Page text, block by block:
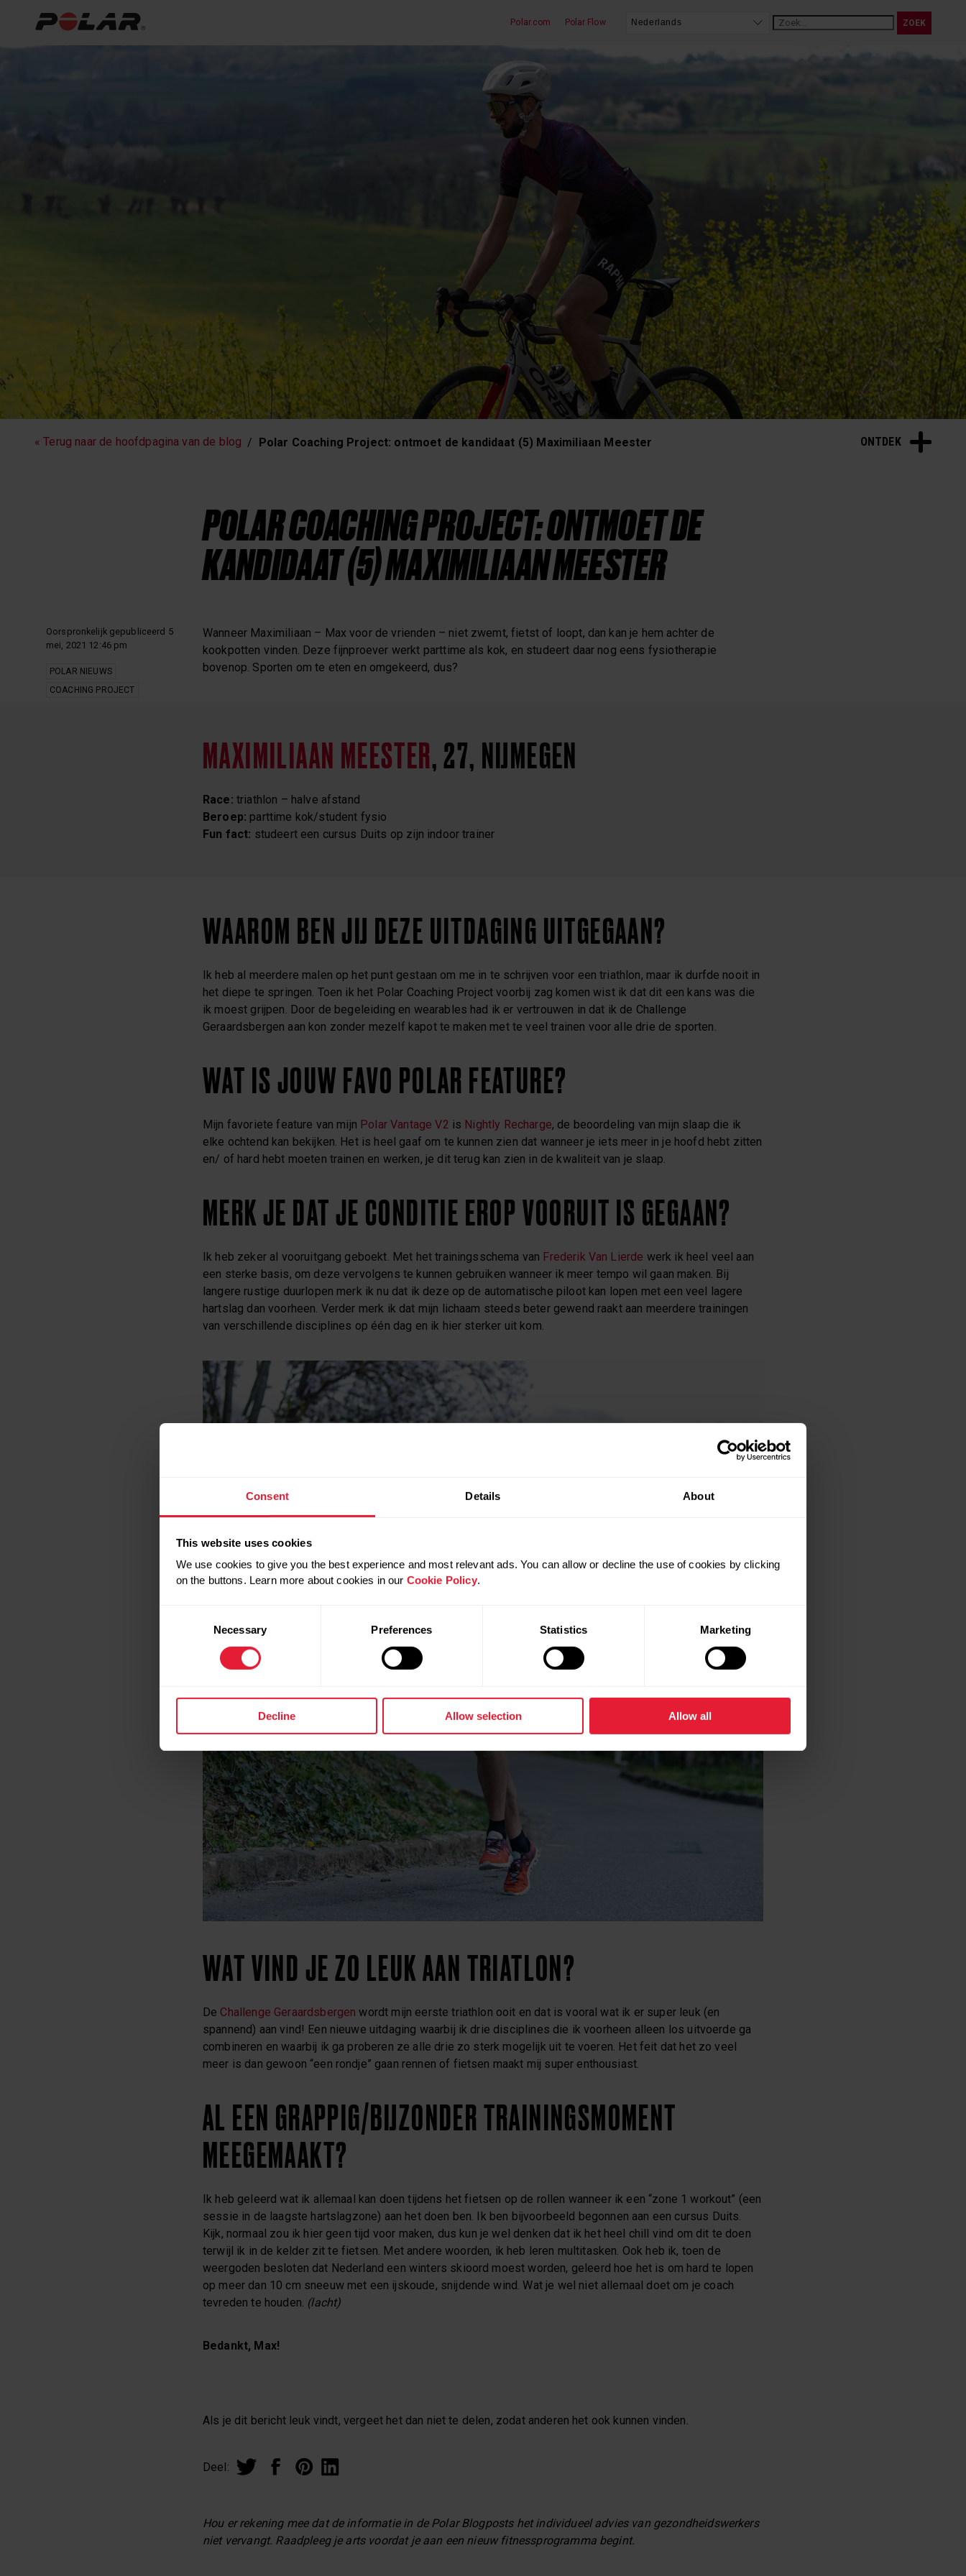
Consent Details About
This website uses cookies
We use cookies to give you the best experience and most relevant ads. You can allow or decline the use of cookies by clicking
on the buttons. Learn more about cookies in our Cookie Policy.
Necessary Preferences Statistics Marketing
Decline Allow selection Allow all
Polar.com Polar Flow
ONTDEK
Workouts
« Terug naar de hoofdpagina van de blog Polar Coaching Project: ontmoet de kandidaat (5) Maximiliaan Meester
POLAR COACHING PROJECT: ONTMOET DE
KANDIDAAT (5) MAXIMILIAAN MEESTER
Oorspronkelijk gepubliceerd 5
mei, 2021 12:46 pm
POLAR NIEUWS
COACHING PROJECT
Wanneer Maximiliaan – Max voor de vrienden – niet zwemt, fietst of loopt, dan kan je hem achter de
kookpotten vinden. Deze fijnproever werkt parttime als kok, en studeert daar nog eens fysiotherapie
bovenop. Sporten om te eten en omgekeerd, dus?
MAXIMILIAAN MEESTER, 27, NIJMEGEN
Race: triathlon – halve afstand
Beroep: parttime kok/student fysio
Fun fact: studeert een cursus Duits op zijn indoor trainer
WAAROM BEN JIJ DEZE UITDAGING UITGEGAAN?
Ik heb al meerdere malen op het punt gestaan om me in te schrijven voor een triathlon, maar ik durfde nooit in
het diepe te springen. Toen ik het Polar Coaching Project voorbij zag komen wist ik dat dit een kans was die
ik moest grijpen. Door de begeleiding en wearables had ik er vertrouwen in dat ik de Challenge
Geraardsbergen aan kon zonder mezelf kapot te maken met te veel trainen voor alle drie de sporten.
WAT IS JOUW FAVO POLAR FEATURE?
Mijn favoriete feature van mijn Polar Vantage V2 is Nightly Recharge, de beoordeling van mijn slaap die ik
elke ochtend kan bekijken. Het is heel gaaf om te kunnen zien dat wanneer je iets meer in je hoofd hebt zitten
en/ of hard hebt moeten trainen en werken, je dit terug kan zien in de kwaliteit van je slaap.
MERK JE DAT JE CONDITIE EROP VOORUIT IS GEGAAN?
Ik heb zeker al vooruitgang geboekt. Met het trainingsschema van Frederik Van Lierde werk ik heel veel aan
een sterke basis, om deze vervolgens te kunnen gebruiken wanneer ik meer tempo wil gaan maken. Bij
langere rustige duurlopen merk ik nu dat ik deze op de automatische piloot kan lopen met een veel lagere
hartslag dan voorheen. Verder merk ik dat mijn lichaam steeds beter gewend raakt aan meerdere trainingen
van verschillende disciplines op één dag en ik hier sterker uit kom.
WAT VIND JE ZO LEUK AAN TRIATLON?
De Challenge Geraardsbergen wordt mijn eerste triathlon ooit en dat is vooral wat ik er super leuk (en
spannend) aan vind! Een nieuwe uitdaging waarbij ik drie disciplines die ik voorheen alleen los uitvoerde ga
combineren en waarbij ik ga proberen ze alle drie zo sterk mogelijk uit te voeren. Het feit dat het zo veel
meer is dan gewoon “een rondje” gaan rennen of fietsen maakt mij super enthousiast.
AL EEN GRAPPIG/BIJZONDER TRAININGSMOMENT
MEEGEMAAKT?
Ik heb geleerd wat ik allemaal kan doen tijdens het fietsen op de rollen wanneer ik een “zone 1 workout” (een
sessie in de laagste hartslagzone) aan het doen ben. Ik ben bijvoorbeeld begonnen aan een cursus Duits.
Kijk, normaal zou ik hier geen tijd voor maken, dus kun je wel denken dat ik het heel chill vind om dit te doen
terwijl ik in de kelder zit te fietsen. Met andere woorden, ik heb leren multitasken. Ook heb ik, toen de
weergoden besloten dat Nederland een winters skioord moest worden, geleerd hoe het is om hard te lopen
op meer dan 10 cm sneeuw met een ijskoude, snijdende wind. Wat je wel niet allemaal doet om je coach
tevreden te houden. (lacht)
Bedankt, Max!
Als je dit bericht leuk vindt, vergeet het dan niet te delen, zodat anderen het ook kunnen vinden.
Deel:
Hou er rekening mee dat de informatie in de Polar Blogposts het individueel advies van gezondheidswerkers
niet vervangt. Raadpleeg je arts voordat je aan een nieuw fitnessprogramma begint.